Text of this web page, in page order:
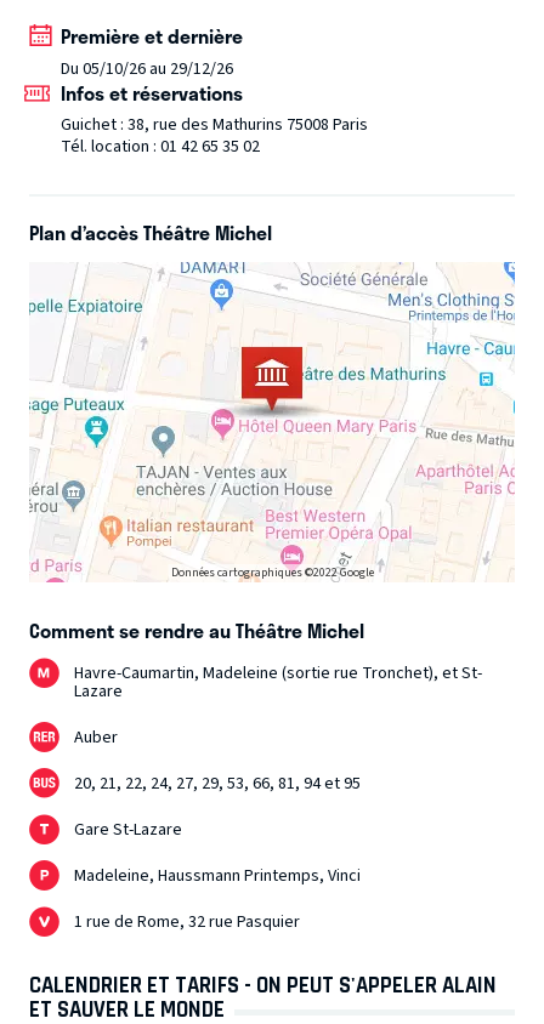
interprétant 28 personnages, un hélicoptère, une plaque
d’égout et un serveur informatique. À coup de ralentis,
cascades et effets magiques.
Une véritable série… en live et sans écran.
Première et dernière
Du 05/10/26 au 29/12/26
Infos et réservations
Guichet : 38, rue des Mathurins 75008 Paris
Tél. location : 01 42 65 35 02
Plan d’accès Théâtre Michel
Données cartographiques ©2022 Google
Comment se rendre au Théâtre Michel
Havre-Caumartin, Madeleine (sortie rue Tronchet), et St-
Lazare
Auber
20, 21, 22, 24, 27, 29, 53, 66, 81, 94 et 95
Gare St-Lazare
Madeleine, Haussmann Printemps, Vinci
1 rue de Rome, 32 rue Pasquier
CALENDRIER ET TARIFS - ON PEUT S'APPELER ALAIN
ET SAUVER LE MONDE